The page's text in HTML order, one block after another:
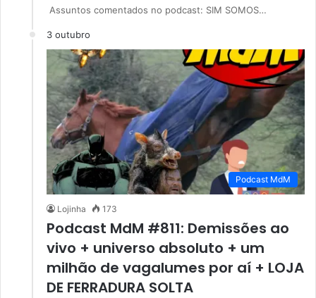
Assuntos comentados no podcast: SIM SOMOS…
3 outubro
Podcast MdM
Lojinha 173
Podcast MdM #811: Demissões ao
vivo + universo absoluto + um
milhão de vagalumes por aí + LOJA
DE FERRADURA SOLTA